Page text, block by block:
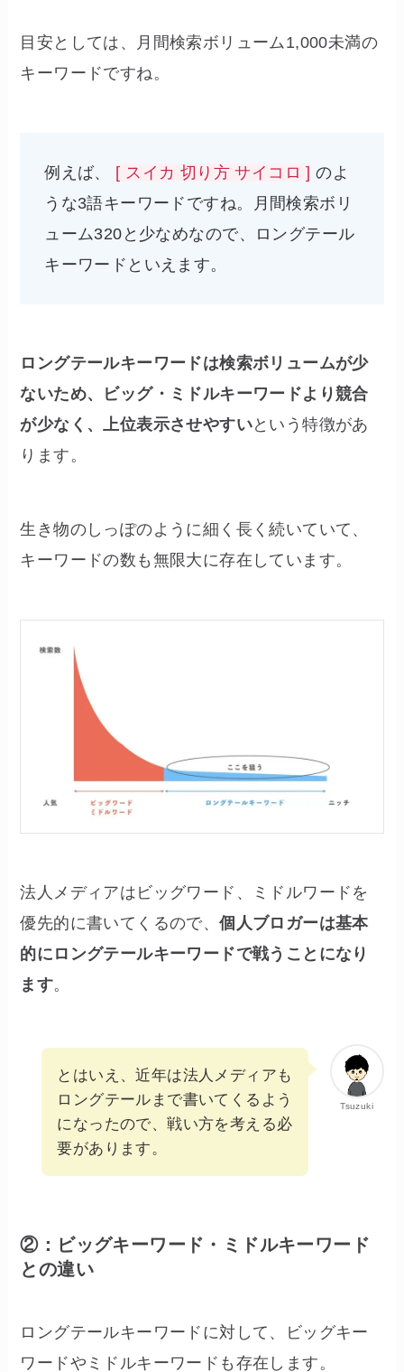
目安としては、月間検索ボリューム1,000未満の
キーワードですね。
例えば、 [ スイカ 切り方 サイコロ ] のよ
うな3語キーワードですね。月間検索ボリ
ューム320と少なめなので、ロングテール
キーワードといえます。
ロングテールキーワードは検索ボリュームが少
ないため、ビッグ・ミドルキーワードより競合
が少なく、上位表示させやすいという特徴があ
ります。
生き物のしっぽのように細く長く続いていて、
キーワードの数も無限大に存在しています。
法人メディアはビッグワード、ミドルワードを
優先的に書いてくるので、個人ブロガーは基本
的にロングテールキーワードで戦うことになり
ます。
Tsuzuki
とはいえ、近年は法人メディアも
ロングテールまで書いてくるよう
になったので、戦い方を考える必
要があります。
②：ビッグキーワード・ミドルキーワード
との違い
ロングテールキーワードに対して、ビッグキー
ワードやミドルキーワードも存在します。